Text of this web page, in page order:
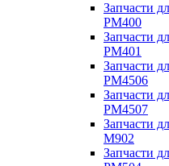
Запчасти
PM400
Запчасти
PM401
Запчасти
PM4506
Запчасти
PM4507
Запчасти
M902
Запчасти